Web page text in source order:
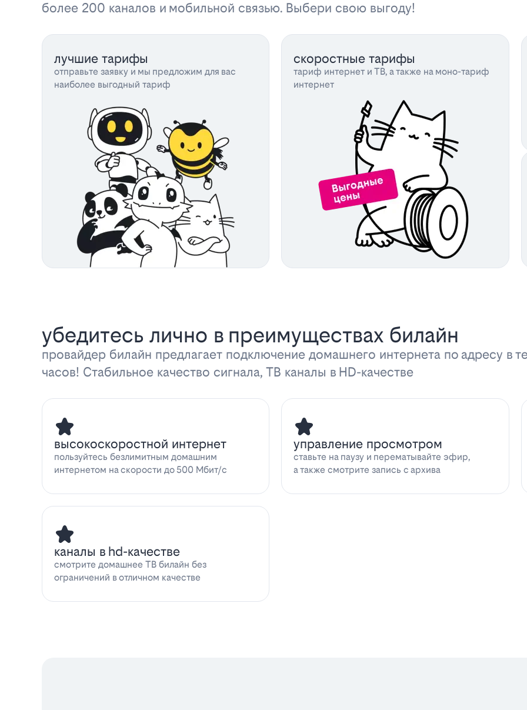
более 200 каналов и мобильной связью. Выбери свою выгоду!
лучшие тарифы
отправьте заявку и мы предложим для вас
наиболее выгодный тариф
скоростные тарифы
тариф интернет и ТВ, а также на моно-тариф
интернет
убедитесь лично в преимуществах билайн
провайдер билайн предлагает подключение домашнего интернета по адресу в
часов! Стабильное качество сигнала, ТВ каналы в HD-качестве
высокоскоростной интернет
пользуйтесь безлимитным домашним
интернетом на скорости до 500 Мбит/с
управление просмотром
ставьте на паузу и перематывайте эфир,
а также смотрите запись с архива
каналы в hd-качестве
смотрите домашнее ТВ билайн без
ограничений в отличном качестве